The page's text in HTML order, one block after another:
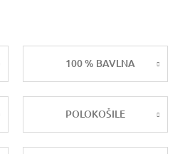
100 % BAVLNA
POLOKOŠILE